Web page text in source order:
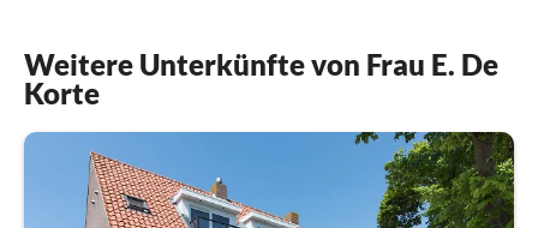
Weitere Unterkünfte von Frau E. De
Korte